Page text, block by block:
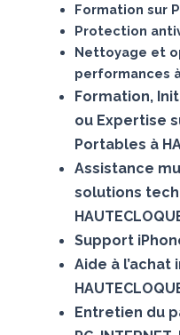
Formation sur
Protection
Nettoyage et
performances à
Formation,
ou Expertise
Portables à
Assistance
solutions
Support
Aide à
Entretien du